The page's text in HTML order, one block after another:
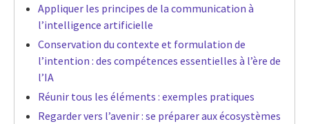
Appliquer les principes de la communication à
l’intelligence artificielle
Conservation du contexte et formulation de
l’intention : des compétences essentielles à l’ère de
l’IA
Réunir tous les éléments : exemples pratiques
Regarder vers l’avenir : se préparer aux écosystèmes